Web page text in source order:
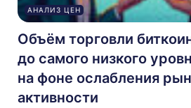
АНАЛИЗ ЦЕН
Объём торговли
до самого низкого
на фоне ослабления
активности